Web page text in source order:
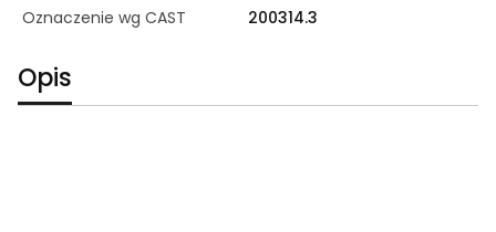
Oznaczenie wg CAST
200314.3
Opis